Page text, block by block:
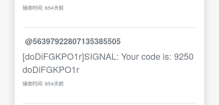
接收时间: 654天前
@56397922807135385505
[doDiFGKPO1r]SIGNAL: Your code is: 9250
doDiFGKPO1r
接收时间: 654天前